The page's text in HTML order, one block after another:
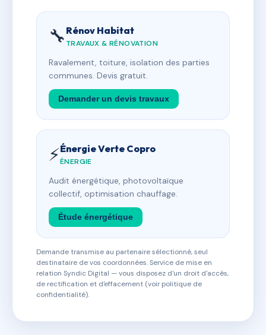
🔧 Rénov Habitat
TRAVAUX & RÉNOVATION
Ravalement, toiture, isolation des parties
communes. Devis gratuit.
Demander un devis travaux
⚡Énergie Verte Copro
ÉNERGIE
Audit énergétique, photovoltaïque
collectif, optimisation chauffage.
Étude énergétique
Demande transmise au partenaire sélectionné, seul
destinataire de vos coordonnées. Service de mise en
relation Syndic Digital — vous disposez d'un droit d'accès,
de rectification et d'effacement (voir politique de
confidentialité).